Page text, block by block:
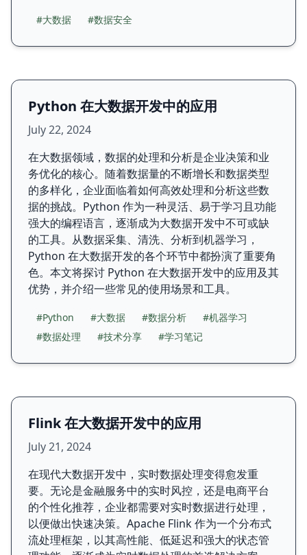
#大数据 #数据安全
Python 在大数据开发中的应用
July 22, 2024
在大数据领域，数据的处理和分析是企业决策和业
务优化的核心。随着数据量的不断增长和数据类型
的多样化，企业面临着如何高效处理和分析这些数
据的挑战。Python 作为一种灵活、易于学习且功能
强大的编程语言，逐渐成为大数据开发中不可或缺
的工具。从数据采集、清洗、分析到机器学习，
Python 在大数据开发的各个环节中都扮演了重要角
色。本文将探讨 Python 在大数据开发中的应用及其
优势，并介绍一些常见的使用场景和工具。
#Python #大数据 #数据分析
#机器学习
#数据处理
#技术分享 #学习笔记
Flink 在大数据开发中的应用
July 21, 2024
在现代大数据开发中，实时数据处理变得愈发重
要。无论是金融服务中的实时风控，还是电商平台
的个性化推荐，企业都需要对实时数据进行处理，
以便做出快速决策。Apache Flink 作为一个分布式
流处理框架，以其高性能、低延迟和强大的状态管